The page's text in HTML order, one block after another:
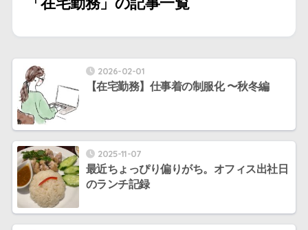
「在宅勤務」の記事一覧
2026-02-01
【在宅勤務】仕事着の制服化 〜秋冬編
2025-11-07
最近ちょっぴり偏りがち。オフィス出社日
のランチ記録